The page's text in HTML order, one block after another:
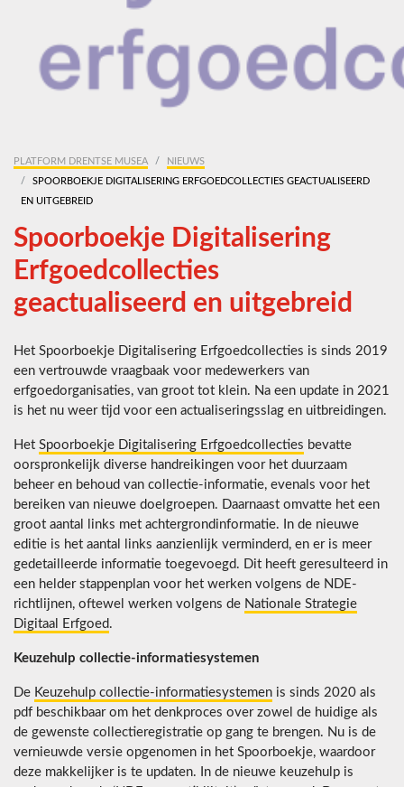
PLATFORM DRENTSE MUSEA
NIEUWS
SPOORBOEKJE DIGITALISERING ERFGOEDCOLLECTIES GEACTUALISEERD
EN UITGEBREID
Spoorboekje Digitalisering
Erfgoedcollecties
geactualiseerd en uitgebreid
Het Spoorboekje Digitalisering Erfgoedcollecties is sinds 2019
een vertrouwde vraagbaak voor medewerkers van
erfgoedorganisaties, van groot tot klein. Na een update in 2021
is het nu weer tijd voor een actualiseringsslag en uitbreidingen.
Het Spoorboekje Digitalisering Erfgoedcollecties bevatte
oorspronkelijk diverse handreikingen voor het duurzaam
beheer en behoud van collectie-informatie, evenals voor het
bereiken van nieuwe doelgroepen. Daarnaast omvatte het een
groot aantal links met achtergrondinformatie. In de nieuwe
editie is het aantal links aanzienlijk verminderd, en er is meer
gedetailleerde informatie toegevoegd. Dit heeft geresulteerd in
een helder stappenplan voor het werken volgens de NDE-
richtlijnen, oftewel werken volgens de Nationale Strategie
Digitaal Erfgoed.
Keuzehulp collectie-informatiesystemen
De Keuzehulp collectie-informatiesystemen is sinds 2020 als
pdf beschikbaar om het denkproces over zowel de huidige als
de gewenste collectieregistratie op gang te brengen. Nu is de
vernieuwde versie opgenomen in het Spoorboekje, waardoor
deze makkelijker is te updaten. In de nieuwe keuzehulp is